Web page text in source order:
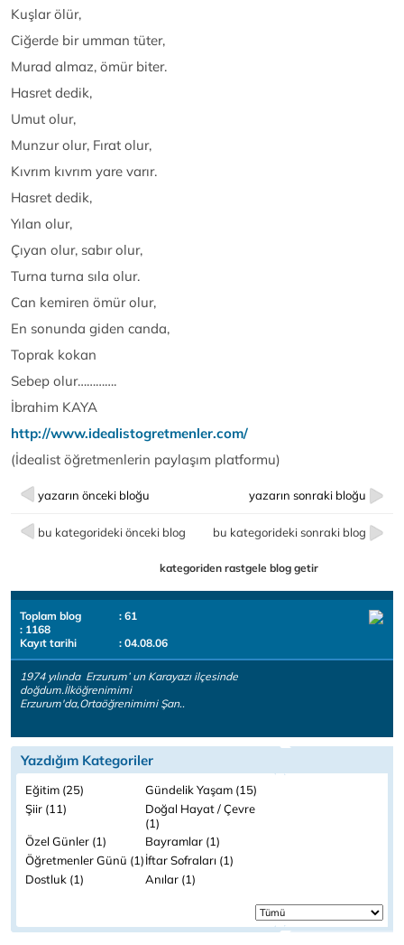
Kuşlar ölür,
Ciğerde bir umman tüter,
Murad almaz, ömür biter.
Hasret dedik,
Umut olur,
Munzur olur, Fırat olur,
Kıvrım kıvrım yare varır.
Hasret dedik,
Yılan olur,
Çıyan olur, sabır olur,
Turna turna sıla olur.
Can kemiren ömür olur,
En sonunda giden canda,
Toprak kokan
Sebep olur………….
İbrahim KAYA
http://www.idealistogretmenler.com/
(İdealist öğretmenlerin paylaşım platformu)
yazarın önceki bloğu yazarın sonraki bloğu
bu kategorideki önceki blog bu kategorideki sonraki blog
kategoriden rastgele blog getir
Toplam blog
: 61
: 1168
Kayıt tarihi
: 04.08.06
1974 yılında Erzurum’ un Karayazı ilçesinde
doğdum.İlköğrenimimi
Erzurum'da,Ortaöğrenimimi Şan..
Yazdığım Kategoriler
Eğitim (25)
Gündelik Yaşam (15)
Şiir (11)
Doğal Hayat / Çevre
(1)
Özel Günler (1)
Bayramlar (1)
Öğretmenler Günü (1)İftar Sofraları (1)
Dostluk (1)
Anılar (1)